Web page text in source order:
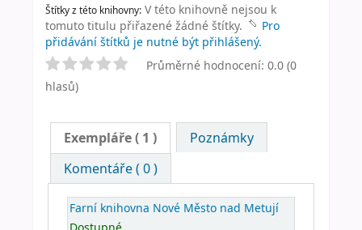
Štítky z této knihovny: V této knihovně nejsou k
tomuto titulu přiřazené žádné štítky.
Pro
přidávání štítků je nutné být přihlášený.
Průměrné hodnocení: 0.0 (0
hlasů)
Exempláře( 1 )
Poznámky
Komentáře ( 0 )
Farní knihovna Nové Město nad Metují